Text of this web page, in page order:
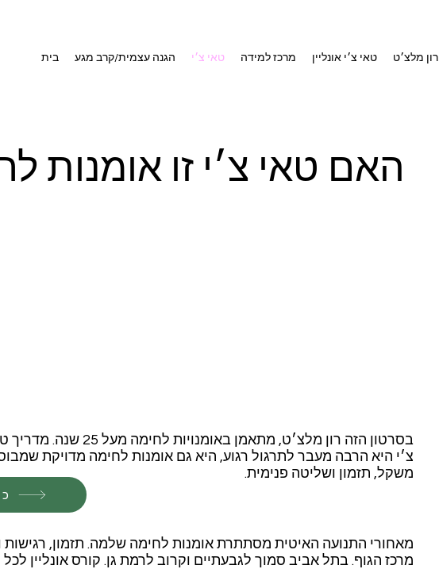
בית הגנה עצמית/קרב מגע טאי צ׳י מרכז למידה טאי צ׳י אונליין רון מלצ׳ט
האם טאי צ׳י זו אומנות
בסרטון הזה רון מלצ׳ט, מתאמן
צ׳י היא הרבה מעבר לתרגול רגוע, היא גם אומנות לחימה מדויקת
משקל, תזמון ושליטה פנימית.
מאחורי התנועה האיטית מסתתרת אומנות לחימה שלמה. תזמון, רגישות
מרכז הגוף. בתל אביב סמוך לגבעתיים וקרוב לרמת גן. קורס אונליין